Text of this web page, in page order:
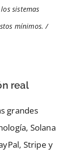
sistemas
mínimos. /
real
grandes
Solana
Stripe y